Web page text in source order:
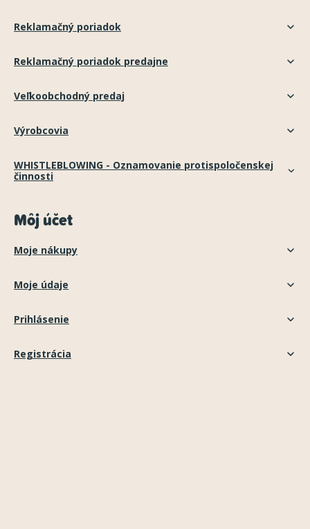
Reklamačný poriadok
Reklamačný poriadok predajne
Veľkoobchodný predaj
Výrobcovia
WHISTLEBLOWING - Oznamovanie protispoločenskej
činnosti
Môj účet
Moje nákupy
Moje údaje
Prihlásenie
Registrácia